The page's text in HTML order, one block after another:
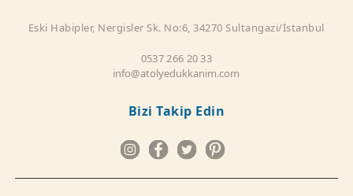
Eski Habipler, Nergisler Sk. No:6, 34270 Sultangazi/İstanbul
0537 266 20 33
info@atolyedukkanim.com
Bizi Takip Edin